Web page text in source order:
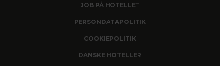
JOB PÅ HOTELLET
PERSONDATAPOLITIK
COOKIEPOLITIK
DANSKE HOTELLER